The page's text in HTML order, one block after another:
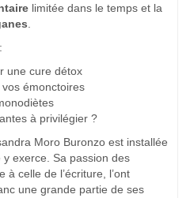
limitée dans le temps et la
.
une cure détox
émonctoires
à privilégier ?
Moro Buronzo est installée
exerce. Sa passion des
celle de l’écriture, l’ont
une grande partie de ses